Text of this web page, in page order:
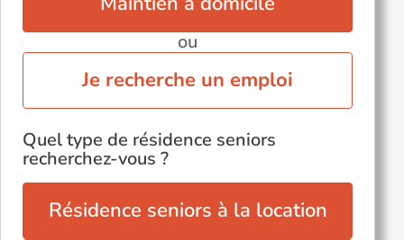
ou
Je recherche un emploi
Quel type de résidence seniors
recherchez-vous ?
Résidence seniors à la location